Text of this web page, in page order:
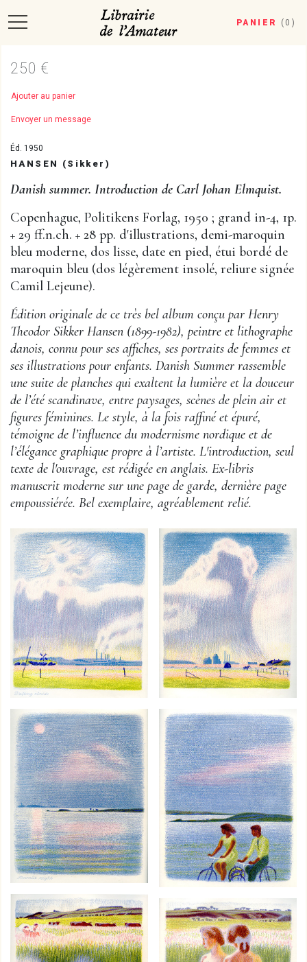
PANIER ( 0 )
250 €
Ajouter au panier
Envoyer un message
Éd. 1950
HANSEN (Sikker)
Danish summer. Introduction de Carl Johan Elmquist.
Copenhague, Politikens Forlag, 1950 ; grand in-4, 1p.
+ 29 ff.n.ch. + 28 pp. d'illustrations, demi-maroquin
bleu moderne, dos lisse, date en pied, étui bordé de
maroquin bleu (dos légèrement insolé, reliure signée
Camil Lejeune).
Édition originale de ce très bel album conçu par Henry
Theodor Sikker Hansen (1899-1982), peintre et lithographe
danois, connu pour ses affiches, ses portraits de femmes et
ses illustrations pour enfants. Danish Summer rassemble
une suite de planches qui exaltent la lumière et la douceur
de l’été scandinave, entre paysages, scènes de plein air et
figures féminines. Le style, à la fois raffiné et épuré,
témoigne de l’influence du modernisme nordique et de
l’élégance graphique propre à l’artiste. L'introduction, seul
texte de l'ouvrage, est rédigée en anglais. Ex-libris
manuscrit moderne sur une page de garde, dernière page
empoussiérée. Bel exemplaire, agréablement relié.